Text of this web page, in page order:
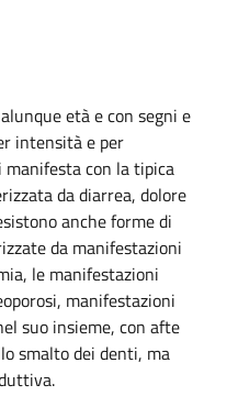
età e con segni e
intensità e per
manifesta con la tipica
da diarrea, dolore
anche forme di
da manifestazioni
le manifestazioni
manifestazioni
suo insieme, con afte
smalto dei denti, ma